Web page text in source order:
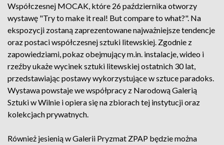
Współczesnej MOCAK, które 26 października otworzy
wystawę "Try to make it real! But compare to what?". Na
ekspozycji zostaną zaprezentowane najważniejsze tendencje
oraz postaci współczesnej sztuki litewskiej. Zgodnie z
zapowiedziami, pokaz obejmujący m.in. instalacje, wideo i
rzeźby ukaże wycinek sztuki litewskiej ostatnich 30 lat,
przedstawiając postawy wykorzystujące w sztuce paradoks.
Wystawa powstaje we współpracy z Narodową Galerią
Sztuki w Wilnie i opiera się na zbiorach tej instytucji oraz
kolekcjach prywatnych.
Również jesienią w Galerii Pryzmat ZPAP będzie można